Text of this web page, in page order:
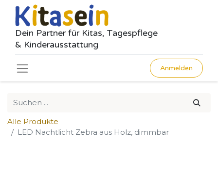
Dein Partner für Kitas, Tagespflege
& Kinderausstattung
Anmelden
Alle Produkte
LED Nachtlicht Zebra aus Holz, dimmbar